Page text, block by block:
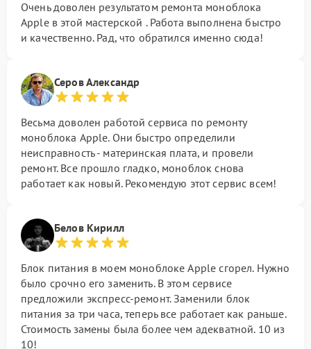
Очень доволен результатом ремонта моноблока
Apple в этой мастерской . Работа выполнена быстро
и качественно. Рад, что обратился именно сюда!
Серов Александр
Весьма доволен работой сервиса по ремонту
моноблока Apple. Они быстро определили
неисправность - материнская плата, и провели
ремонт. Все прошло гладко, моноблок снова
работает как новый. Рекомендую этот сервис всем!
Белов Кирилл
Блок питания в моем моноблоке Apple сгорел. Нужно
было срочно его заменить. В этом сервисе
предложили экспресс-ремонт. Заменили блок
питания за три часа, теперь все работает как раньше.
Стоимость замены была более чем адекватной. 10 из
10!